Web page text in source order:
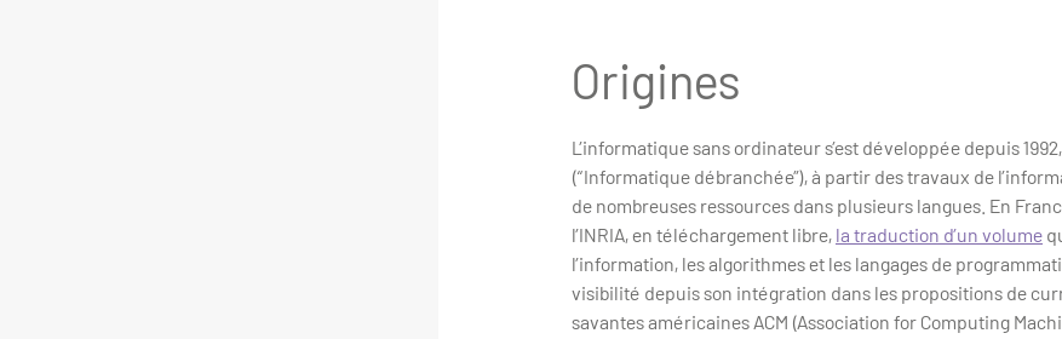
Origines
L’informatique sans ordinateur s’est développée depuis
(“Informatique débranchée”), à partir des travaux de
de nombreuses ressources dans plusieurs langues. En
l’INRIA, en téléchargement libre, la traduction d’un volume
l’information, les algorithmes et les langages de
visibilité depuis son intégration dans les propositions de
savantes américaines ACM (Association for Computing